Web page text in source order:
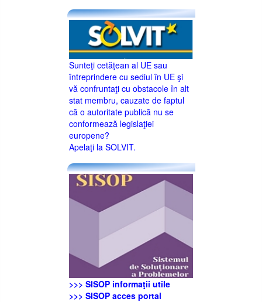
Sunteţi cetăţean al UE sau
întreprindere cu sediul în UE şi
vă confruntaţi cu obstacole în alt
stat membru, cauzate de faptul
că o autoritate publică nu se
conformează legislaţiei
europene?
Apelaţi la SOLVIT.
>>> SISOP informaţii utile
>>> SISOP acces portal